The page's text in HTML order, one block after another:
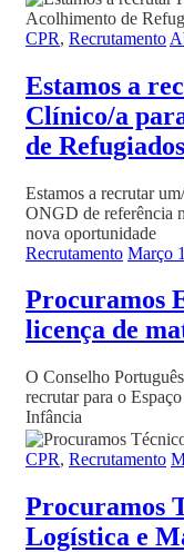
CPR, Recrutamento
Estamos a
Clínico/a
de Refugiados
Estamos a recrutar
ONGD de referência
nova oportunidade
Recrutamento Março
Procuramos
licença de
O Conselho
recrutar para o
Infância
CPR, Recrutamento
Procuramos
Logística e